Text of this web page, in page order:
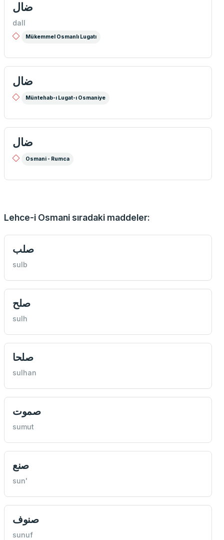
ضال
dall
Mükemmel Osmanlı Lugatı
ضال
Müntehab-ı Lugat-ı Osmaniye
ضال
Osmani - Rumca
Lehce-i Osmani sıradaki maddeler:
صلب
sulb
صلح
sulh
صلحا
sulhan
صموت
sumut
صنع
sun'
صنوف
sunuf